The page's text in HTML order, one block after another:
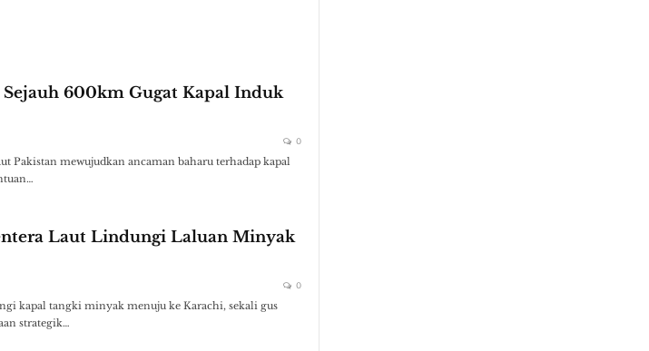
600km Gugat Kapal Induk
0
Pakistan mewujudkan ancaman baharu terhadap kapal
Laut Lindungi Laluan Minyak
0
kapal tangki minyak menuju ke Karachi, sekali gus
strategik…